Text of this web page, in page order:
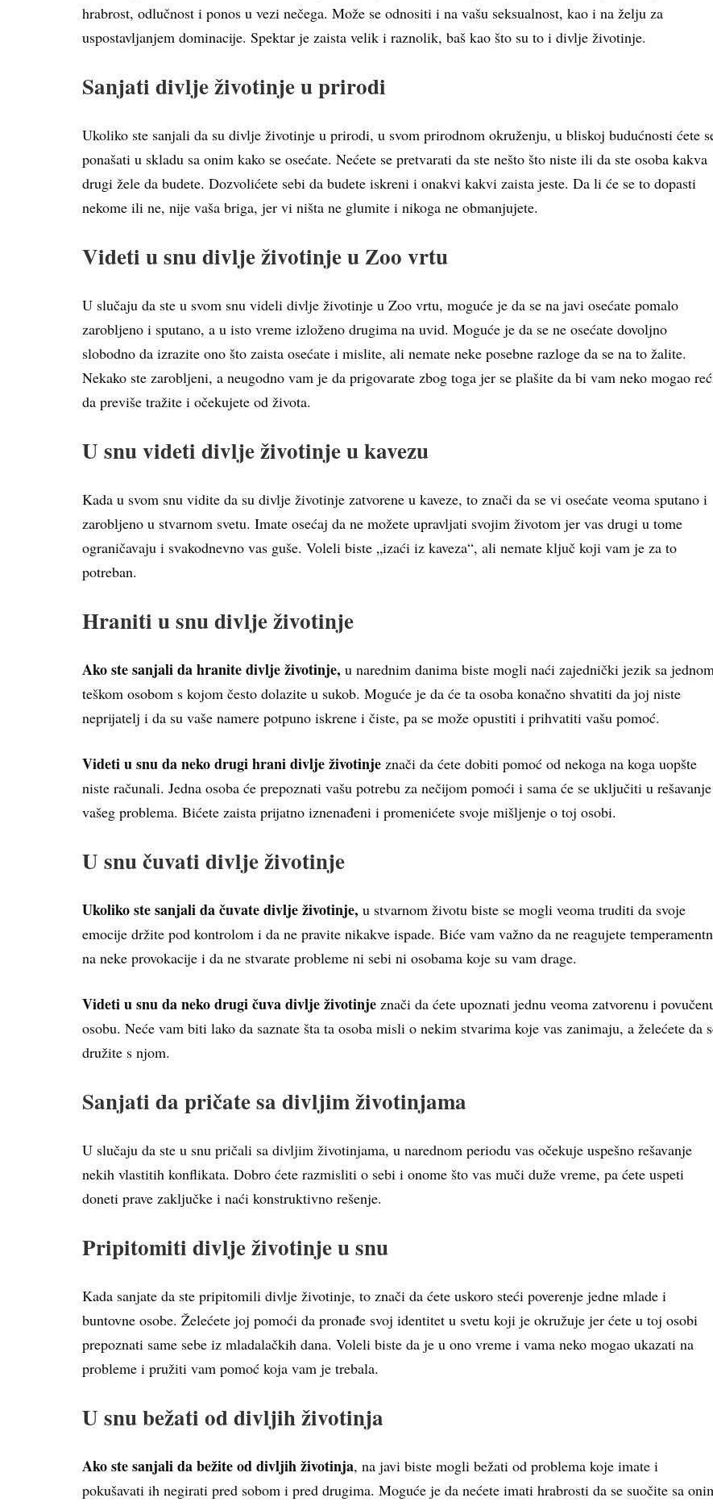
hrabrost, odlučnost i ponos u vezi nečega. Može se odnositi i na vašu seksualnost, kao i na želju za
uspostavljanjem dominacije. Spektar je zaista velik i raznolik, baš kao što su to i divlje životinje.
Sanjati divlje životinje u prirodi
Ukoliko ste sanjali da su divlje životinje u prirodi, u svom prirodnom okruženju, u bliskoj budućnosti ćete
ponašati u skladu sa onim kako se osećate. Nećete se pretvarati da ste nešto što niste ili da ste osoba kakva
drugi žele da budete. Dozvolićete sebi da budete iskreni i onakvi kakvi zaista jeste. Da li će se to dopasti
nekome ili ne, nije vaša briga, jer vi ništa ne glumite i nikoga ne obmanjujete.
Videti u snu divlje životinje u Zoo vrtu
U slučaju da ste u svom snu videli divlje životinje u Zoo vrtu, moguće je da se na javi osećate pomalo
zarobljeno i sputano, a u isto vreme izloženo drugima na uvid. Moguće je da se ne osećate dovoljno
slobodno da izrazite ono što zaista osećate i mislite, ali nemate neke posebne razloge da se na to žalite.
Nekako ste zarobljeni, a neugodno vam je da prigovarate zbog toga jer se plašite da bi vam neko mogao
da previše tražite i očekujete od života.
U snu videti divlje životinje u kavezu
Kada u svom snu vidite da su divlje životinje zatvorene u kaveze, to znači da se vi osećate veoma sputano i
zarobljeno u stvarnom svetu. Imate osećaj da ne možete upravljati svojim životom jer vas drugi u tome
ograničavaju i svakodnevno vas guše. Voleli biste „izaći iz kaveza“, ali nemate ključ koji vam je za to
potreban.
Hraniti u snu divlje životinje
Ako ste sanjali da hranite divlje životinje, u narednim danima biste mogli naći zajednički jezik sa
teškom osobom s kojom često dolazite u sukob. Moguće je da će ta osoba konačno shvatiti da joj niste
neprijatelj i da su vaše namere potpuno iskrene i čiste, pa se može opustiti i prihvatiti vašu pomoć.
Videti u snu da neko drugi hrani divlje životinje znači da ćete dobiti pomoć od nekoga na koga uopšte
niste računali. Jedna osoba će prepoznati vašu potrebu za nečijom pomoći i sama će se uključiti u rešavanje
vašeg problema. Bićete zaista prijatno iznenađeni i promenićete svoje mišljenje o toj osobi.
U snu čuvati divlje životinje
Ukoliko ste sanjali da čuvate divlje životinje, u stvarnom životu biste se mogli veoma truditi da svoje
emocije držite pod kontrolom i da ne pravite nikakve ispade. Biće vam važno da ne reagujete
na neke provokacije i da ne stvarate probleme ni sebi ni osobama koje su vam drage.
Videti u snu da neko drugi čuva divlje životinje znači da ćete upoznati jednu veoma zatvorenu i
osobu. Neće vam biti lako da saznate šta ta osoba misli o nekim stvarima koje vas zanimaju, a želećete da
družite s njom.
Sanjati da pričate sa divljim životinjama
U slučaju da ste u snu pričali sa divljim životinjama, u narednom periodu vas očekuje uspešno rešavanje
nekih vlastitih konflikata. Dobro ćete razmisliti o sebi i onome što vas muči duže vreme, pa ćete uspeti
doneti prave zaključke i naći konstruktivno rešenje.
Pripitomiti divlje životinje u snu
Kada sanjate da ste pripitomili divlje životinje, to znači da ćete uskoro steći poverenje jedne mlade i
buntovne osobe. Želećete joj pomoći da pronađe svoj identitet u svetu koji je okružuje jer ćete u toj osobi
prepoznati same sebe iz mladalačkih dana. Voleli biste da je u ono vreme i vama neko mogao ukazati na
probleme i pružiti vam pomoć koja vam je trebala.
U snu bežati od divljih životinja
Ako ste sanjali da bežite od divljih životinja, na javi biste mogli bežati od problema koje imate i
pokušavati ih negirati pred sobom i pred drugima. Moguće je da nećete imati hrabrosti da se suočite sa